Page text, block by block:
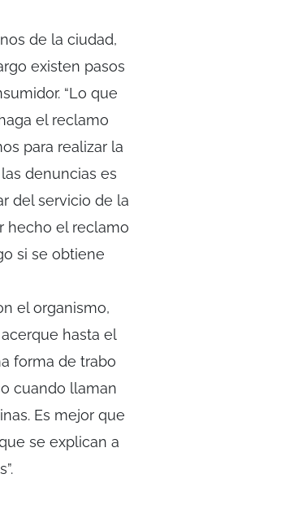
de la ciudad,
existen pasos
“Lo que
el reclamo
para realizar la
denuncias es
del servicio de la
hecho el reclamo
si se obtiene
el organismo,
hasta el
forma de trabo
cuando llaman
Es mejor que
se explican a